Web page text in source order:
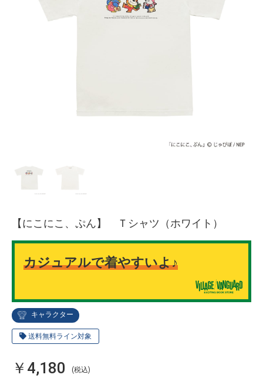
キャラクター
送料無料ライン対象
【にこにこ、ぷん】 Ｔシャツ（ホワイト）
カジュアルで着やすいよ♪
￥4,180 (税込)